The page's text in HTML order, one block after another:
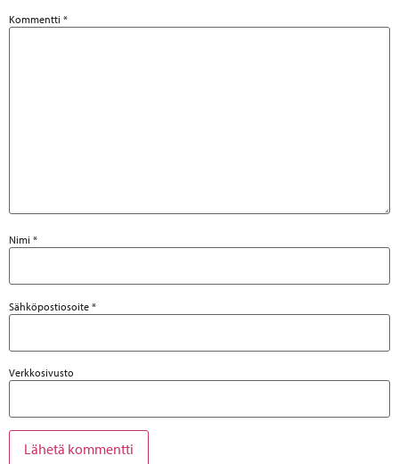
Kommentti *
Nimi *
Sähköpostiosoite *
Verkkosivusto